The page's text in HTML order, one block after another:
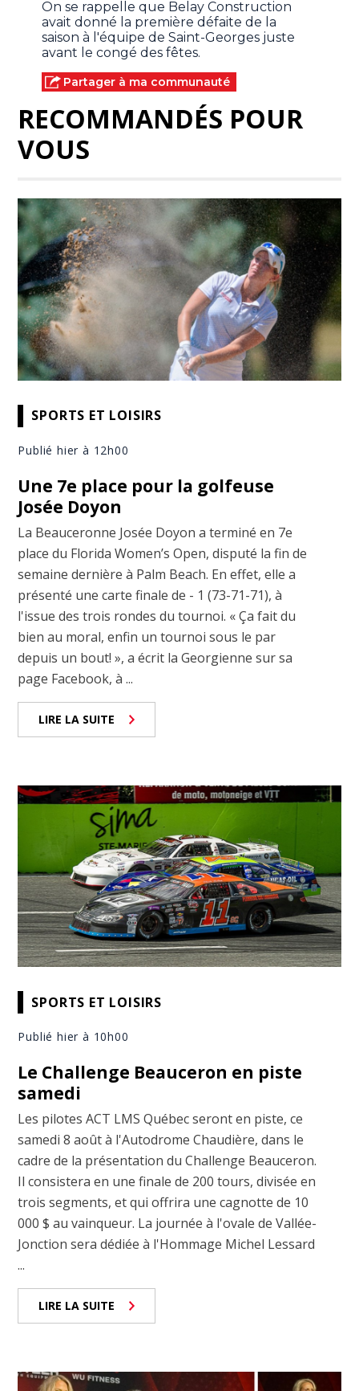
On se rappelle que Belay Construction
avait donné la première défaite de la
saison à l'équipe de Saint-Georges juste
avant le congé des fêtes.
Partager à ma communauté
RECOMMANDÉS POUR
VOUS
SPORTS ET LOISIRS
Publié hier à 12h00
Une 7e place pour la golfeuse
Josée Doyon
La Beauceronne Josée Doyon a terminé en 7e
place du Florida Women’s Open, disputé la fin de
semaine dernière à Palm Beach. En effet, elle a
présenté une carte finale de - 1 (73-71-71), à
l'issue des trois rondes du tournoi. « Ça fait du
bien au moral, enfin un tournoi sous le par
depuis un bout! », a écrit la Georgienne sur sa
page Facebook, à ...
LIRE LA SUITE
SPORTS ET LOISIRS
Publié hier à 10h00
Le Challenge Beauceron en piste
samedi
Les pilotes ACT LMS Québec seront en piste, ce
samedi 8 août à l'Autodrome Chaudière, dans le
cadre de la présentation du Challenge Beauceron.
Il consistera en une finale de 200 tours, divisée en
trois segments, et qui offrira une cagnotte de 10
000 $ au vainqueur. La journée à l'ovale de Vallée-
Jonction sera dédiée à l'Hommage Michel Lessard
...
LIRE LA SUITE